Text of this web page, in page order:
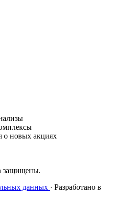
о новых акциях
защищены.
данных · Разработано в